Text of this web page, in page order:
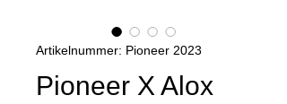
Artikelnummer: Pioneer 2023
Pioneer X Alox